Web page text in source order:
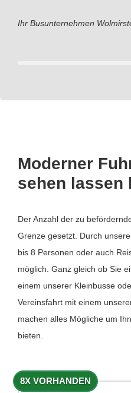
Ihr Busunternehmen
Moderner
sehen lassen
Der Anzahl der zu
Grenze gesetzt. Durch
bis 8 Personen oder auch
möglich. Ganz gleich ob Sie
einem unserer Kleinbusse
Vereinsfahrt mit einem
machen alles Mögliche um
bieten.
8X VORHANDEN